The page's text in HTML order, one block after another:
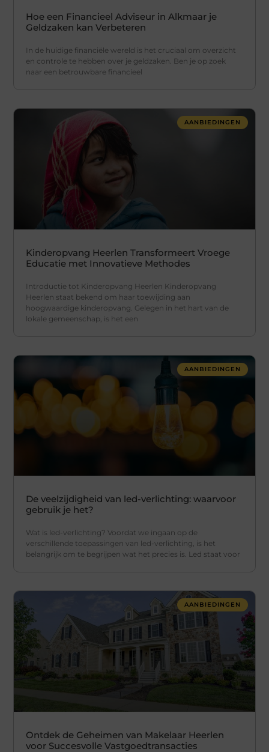
Hoe een Financieel Adviseur in Alkmaar je
Geldzaken kan Verbeteren
In de huidige financiële wereld is het cruciaal om overzicht
en controle te hebben over je geldzaken. Ben je op zoek
naar een betrouwbare financieel
AANBIEDINGEN
Kinderopvang Heerlen Transformeert Vroege
Educatie met Innovatieve Methodes
Introductie tot Kinderopvang Heerlen Kinderopvang
Heerlen staat bekend om haar toewijding aan
hoogwaardige kinderopvang. Gelegen in het hart van de
lokale gemeenschap, is het een
AANBIEDINGEN
De veelzijdigheid van led-verlichting: waarvoor
gebruik je het?
Wat is led-verlichting? Voordat we ingaan op de
verschillende toepassingen van led-verlichting, is het
belangrijk om te begrijpen wat het precies is. Led staat voor
AANBIEDINGEN
Ontdek de Geheimen van Makelaar Heerlen
voor Succesvolle Vastgoedtransacties